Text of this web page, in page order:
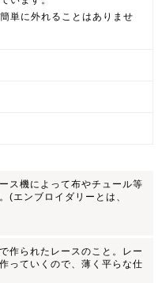
単に外れることはありませ
ス機によって布やチュール等
(エンブロイダリーとは、
作られたレースのこと。レー
っていくので、薄く平らな仕